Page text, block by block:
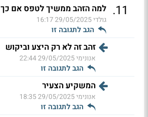
11
. למה הזהב ממשיך לטפס אם כך
גולדי29/05/2025 16:17
הגב לתגובה זו
זהב זה לא רק היצע וביקוש
אנונימי29/05/2025 22:44
הגב לתגובה זו
המשקיע הצעיר
אנונימי29/05/2025 18:35
הגב לתגובה זו